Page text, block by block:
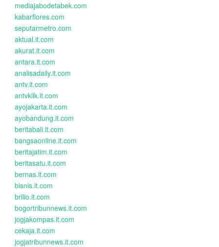
mediajabodetabek.com
kabarflores.com
seputarmetro.com
aktual.it.com
akurat.it.com
antara.it.com
analisadaily.it.com
antv.it.com
antvklik.it.com
ayojakarta.it.com
ayobandung.it.com
beritabali.it.com
bangsaonline.it.com
beritajatim.it.com
beritasatu.it.com
bernas.it.com
bisnis.it.com
brilio.it.com
bogortribunnews.it.com
jogjakompas.it.com
cekaja.it.com
jogjatribunnews.it.com